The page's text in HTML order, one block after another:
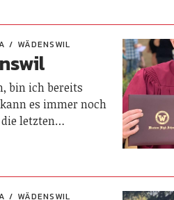
WÄDENSWIL
bin ich bereits
es immer noch
letzten…
WÄDENSWIL